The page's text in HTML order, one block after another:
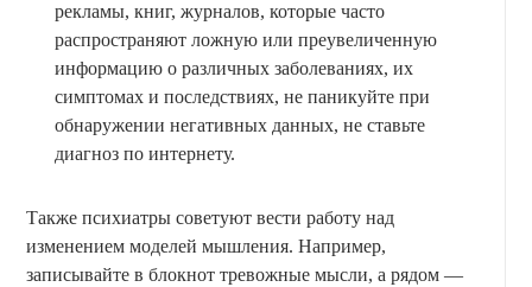
рекламы, книг, журналов, которые часто
распространяют ложную или преувеличенную
информацию о различных заболеваниях, их
симптомах и последствиях, не паникуйте при
обнаружении негативных данных, не ставьте
диагноз по интернету.
Также психиатры советуют вести работу над
изменением моделей мышления. Например,
записывайте в блокнот тревожные мысли, а рядом —